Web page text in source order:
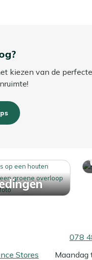
kiezen van de
Stores
078
Maandag